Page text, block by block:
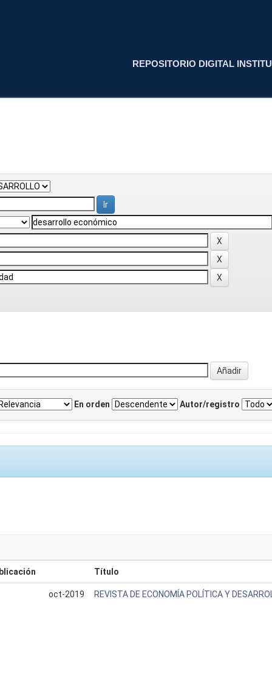
REPOSITORIO DIGITAL
En orden Autor/registro
Título
oct-2019 REVISTA DE ECONOMÍA POLÍTICA Y